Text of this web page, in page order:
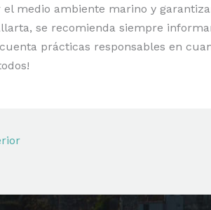
el medio ambiente marino y
se recomienda siempre
prácticas responsables en